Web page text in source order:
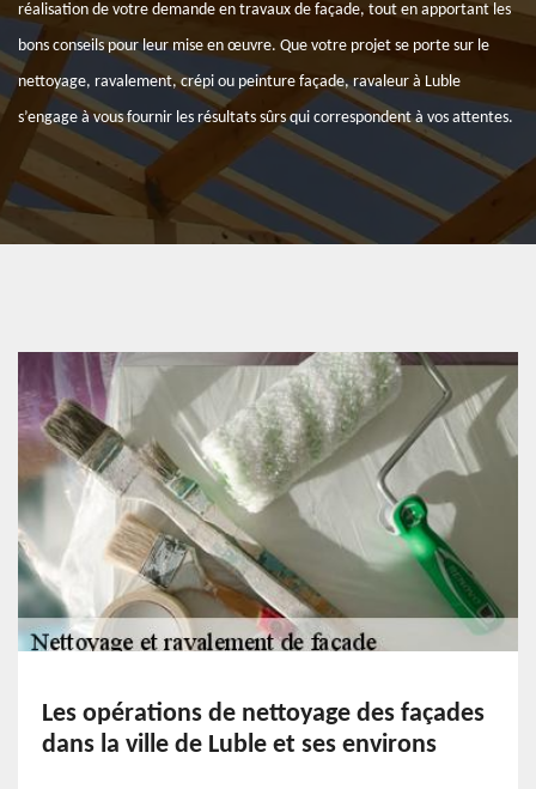
réalisation de votre demande en travaux de façade, tout en apportant les
bons conseils pour leur mise en œuvre. Que votre projet se porte sur le
nettoyage, ravalement, crépi ou peinture façade, ravaleur à Luble
s’engage à vous fournir les résultats sûrs qui correspondent à vos attentes.
Les opérations de nettoyage des façades
dans la ville de Luble et ses environs